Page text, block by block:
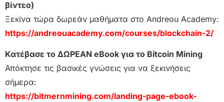
βίντεο)
Ξεκίνα τώρα δωρεάν μαθήματα στο Andreou Academy:
https://andreouacademy.com/courses/blockchain-2/
Κατέβασε το ΔΩΡΕΑΝ eBook για το Bitcoin Mining
Απόκτησε τις βασικές γνώσεις για να ξεκινήσεις
σήμερα:
https://bitmernmining.com/landing-page-ebook-